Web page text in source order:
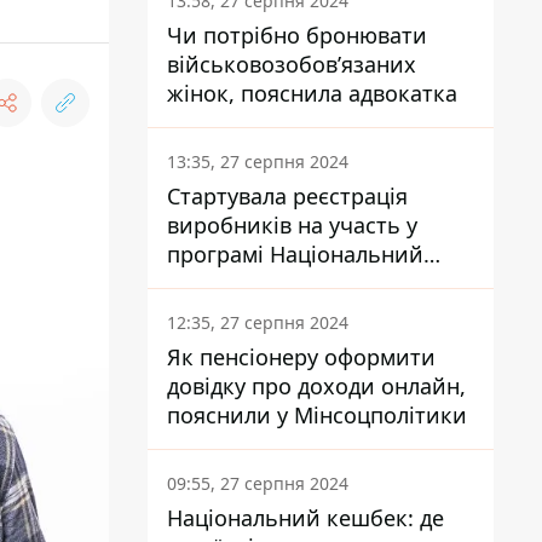
Чи потрібно бронювати
військовозобов’язаних
жінок, пояснила адвокатка
13:35, 27 серпня 2024
Стартувала реєстрація
виробників на участь у
програмі Національний
кешбек: як це зробити
через портал Дія
12:35, 27 серпня 2024
Як пенсіонеру оформити
довідку про доходи онлайн,
пояснили у Мінсоцполітики
09:55, 27 серпня 2024
Національний кешбек: де